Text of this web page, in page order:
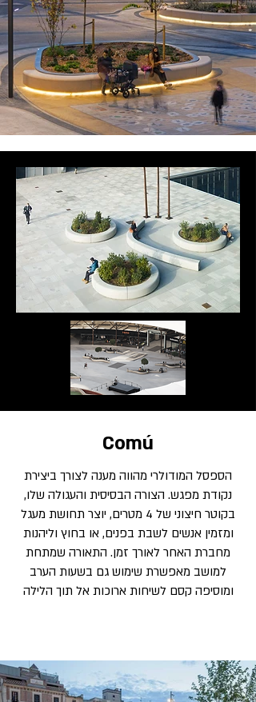
Comú
הספסל המודולרי מהווה מענה לצורך ביצירת
נקודת מפגש. הצורה הבסיסית והעגולה שלו,
בקוטר חיצוני של 4 מטרים, יוצר תחושת מעגל
ומזמין אנשים לשבת בפנים, או בחוץ וליהנות
מחברת האחר לאורך זמן. התאורה שמתחת
למושב מאפשרת שימוש גם בשעות הערב
ומוסיפה קסם לשיחות ארוכות אל תוך הלילה